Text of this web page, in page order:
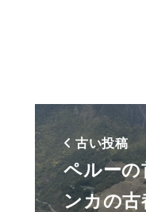
古い投稿
ペルーの
ンカの